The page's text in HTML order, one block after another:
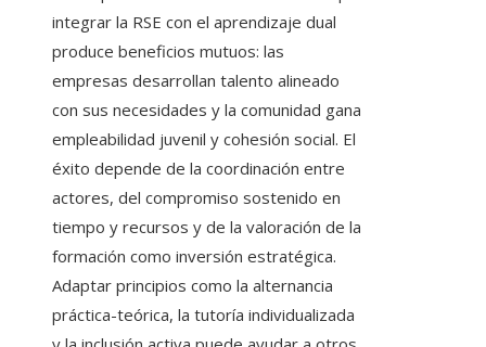
integrar la RSE con el aprendizaje dual
produce beneficios mutuos: las
empresas desarrollan talento alineado
con sus necesidades y la comunidad gana
empleabilidad juvenil y cohesión social. El
éxito depende de la coordinación entre
actores, del compromiso sostenido en
tiempo y recursos y de la valoración de la
formación como inversión estratégica.
Adaptar principios como la alternancia
práctica-teórica, la tutoría individualizada